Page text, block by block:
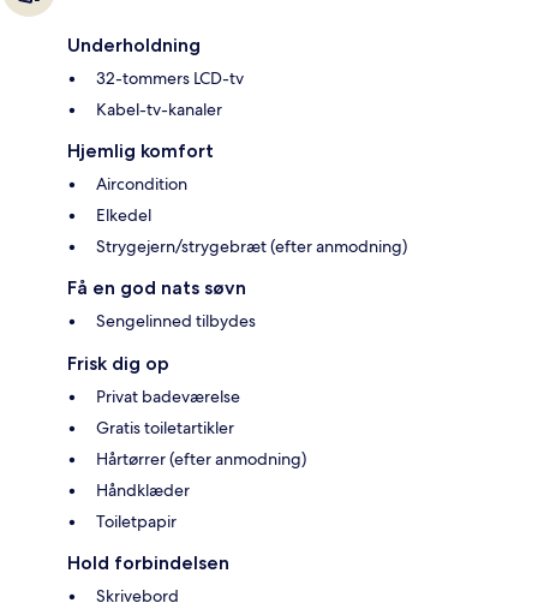
Underholdning
32-tommers LCD-tv
Kabel-tv-kanaler
Hjemlig komfort
Aircondition
Elkedel
Strygejern/strygebræt (efter anmodning)
Få en god nats søvn
Sengelinned tilbydes
Frisk dig op
Privat badeværelse
Gratis toiletartikler
Hårtørrer (efter anmodning)
Håndklæder
Toiletpapir
Hold forbindelsen
Skrivebord